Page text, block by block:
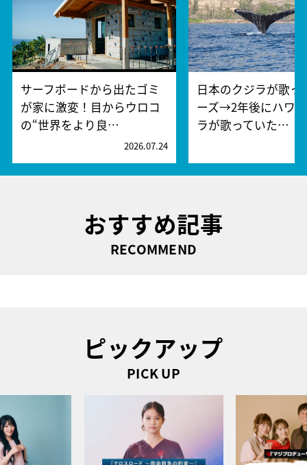
サーフボードから出たゴミ
が家に激変！目からウロコ
の“世界をより良…
2026.07.24
日本のクジラが歌っ
ーズ→2年後にハワ
ラが歌っていた…
おすすめ記事
RECOMMEND
ピックアップ
PICK UP